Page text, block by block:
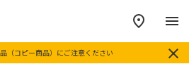
（コピー商品）にご注意ください
メ